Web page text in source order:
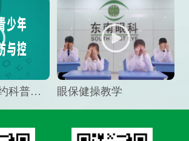
专家做客《乡约科普》栏目，预防孩子近视竟然这么“简单” 眼保健操教学